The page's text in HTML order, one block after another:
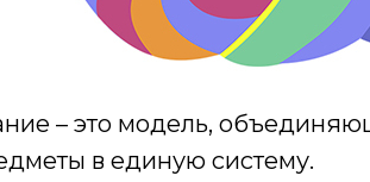
– это модель,
в единую систему.